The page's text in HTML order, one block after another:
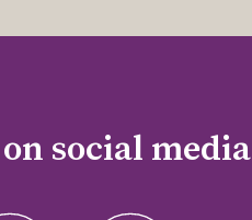
social media